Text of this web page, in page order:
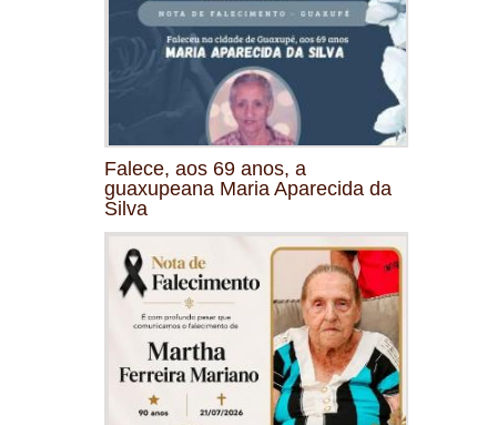
Falece, aos 69 anos, a
guaxupeana Maria Aparecida da
Silva